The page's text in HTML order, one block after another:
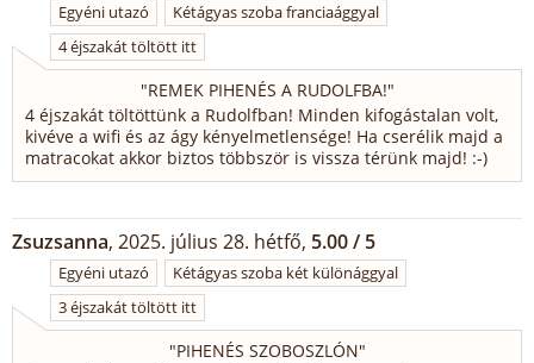
Egyéni utazó
Kétágyas szoba franciaággyal
4 éjszakát töltött itt
"REMEK PIHENÉS A RUDOLFBA!"
4 éjszakát töltöttünk a Rudolfban! Minden kifogástalan volt,
kivéve a wifi és az ágy kényelmetlensége! Ha cserélik majd a
matracokat akkor biztos többször is vissza térünk majd! :-)
Zsuzsanna, 2025. július 28. hétfő, 5.00 / 5
Egyéni utazó
Kétágyas szoba két különággyal
3 éjszakát töltött itt
"PIHENÉS SZOBOSZLÓN"